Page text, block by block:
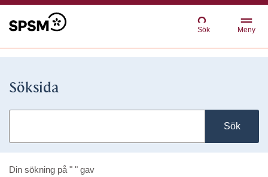
Sök Meny
Söksida
Sök
Din sökning på " " gav